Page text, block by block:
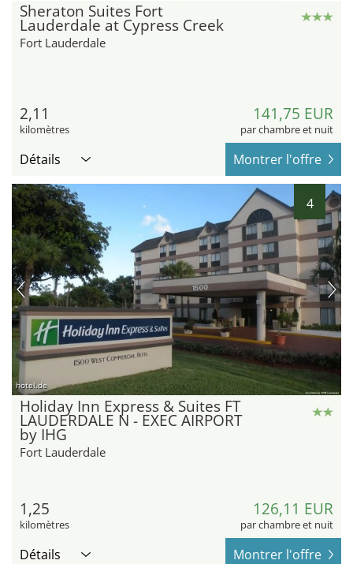
Sheraton Suites Fort
Lauderdale at Cypress Creek
Fort Lauderdale
2,11
kilomètres
141,75 EUR
par chambre et nuit
Détails Montrer l'offre
4
hotel.de
Holiday Inn Express & Suites FT
LAUDERDALE N - EXEC AIRPORT
by IHG
Fort Lauderdale
1,25
kilomètres
126,11 EUR
par chambre et nuit
Détails Montrer l'offre